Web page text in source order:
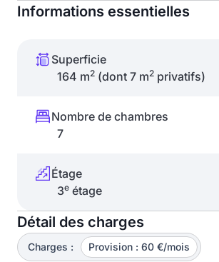
Informations essentielles
Superficie
164 m2 (dont 7 m2 privatifs)
Nombre de chambres
7
Étage
3e étage
Détail des charges
Charges : Provision : 60 €/mois